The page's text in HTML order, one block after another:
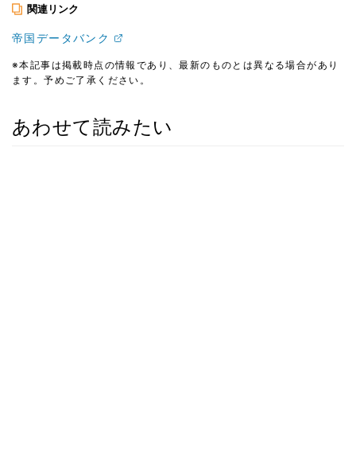
関連リンク
帝国データバンク
※本記事は掲載時点の情報であり、最新のものとは異なる場合があり
ます。予めご了承ください。
あわせて読みたい